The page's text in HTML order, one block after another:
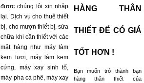
được chúng tôi xin nhập
lại. Dịch vụ cho thuê thiết
bị, cho mượn thiết bị, sửa
chữa khi cần thiết với các
mặt hàng như máy làm
kem tươi, máy làm kem
cứng, máy xay sinh tố,
máy pha cà phê, máy xay
HÀNG THÂN
THIẾT ĐỂ CÓ GIÁ
TỐT HƠN !
Bạn muốn trở thành bạn
hàng thân thiết của